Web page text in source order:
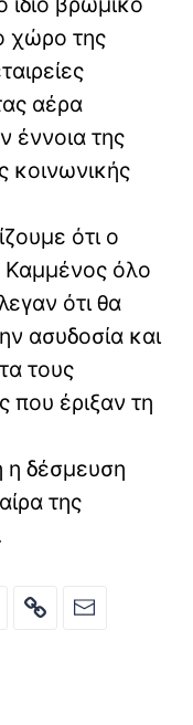
χώρο της
αέρα
έννοια της
κοινωνικής
ότι ο
Καμμένος όλο
ότι θα
ασυδοσία και
τους
που έριξαν τη
η δέσμευση
της